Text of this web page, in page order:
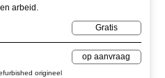
arbeid.
Gratis
op aanvraag
origineel